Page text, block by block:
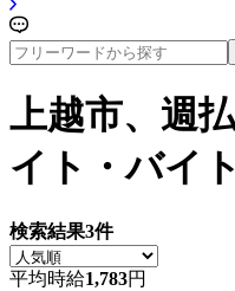
上越市、週
イト・バイ
検索結果3件
平均時給1,783円